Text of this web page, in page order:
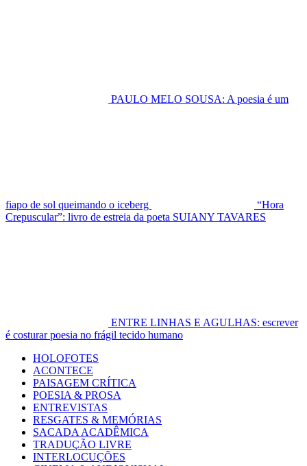
PAULO MELO SOUSA: A poesia é um
fiapo de sol queimando o iceberg
“Hora
Crepuscular”: livro de estreia da poeta SUIANY TAVARES
ENTRE LINHAS E AGULHAS: escrever
é costurar poesia no frágil tecido humano
Primary
Menu
HOLOFOTES
ACONTECE
PAISAGEM CRÍTICA
POESIA & PROSA
ENTREVISTAS
RESGATES & MEMÓRIAS
SACADA ACADÊMICA
TRADUÇÃO LIVRE
INTERLOCUÇÕES